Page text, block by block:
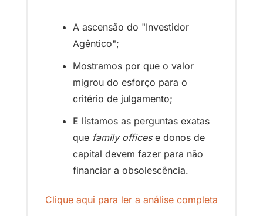
A ascensão do "Investidor
Agêntico";
Mostramos por que o valor
migrou do esforço para o
critério de julgamento;
E listamos as perguntas exatas
que family offices e donos de
capital devem fazer para não
financiar a obsolescência.
Clique aqui para ler a análise completa